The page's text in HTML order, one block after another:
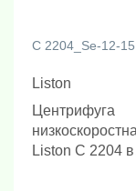
C 2204_Sе-12-15
Liston
Центрифуга
Liston C 2204 в